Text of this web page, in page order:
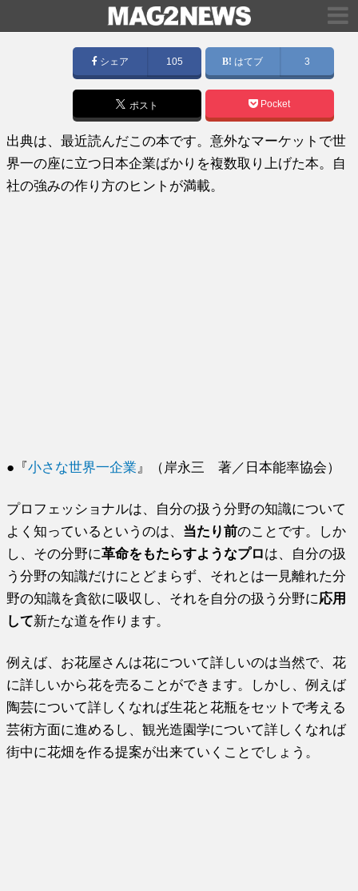
シェア 105 はてブ 3
ポスト Pocket
出典は、最近読んだこの本です。意外なマーケットで世
界一の座に立つ日本企業ばかりを複数取り上げた本。自
社の強みの作り方のヒントが満載。
●『小さな世界一企業 』（岸永三 著／日本能率協会）
プロフェッショナルは、自分の扱う分野の知識について
よく知っているというのは、 当たり前のことです。しか
し、その分野に革命をもたらすようなプロは、自分の扱
う分野の知識だけにとどまらず、それとは一見離れた分
野の知識を貪欲に吸収し、それを自分の扱う分野に応用
して新たな道を作ります。
例えば、お花屋さんは花について詳しいのは当然で、花
に詳しいから花を売ることができます。しかし、例えば
陶芸について詳しくなれば生花と花瓶をセットで考える
芸術方面に進めるし、観光造園学について詳しくなれば
街中に花畑を作る提案が出来ていくことでしょう。